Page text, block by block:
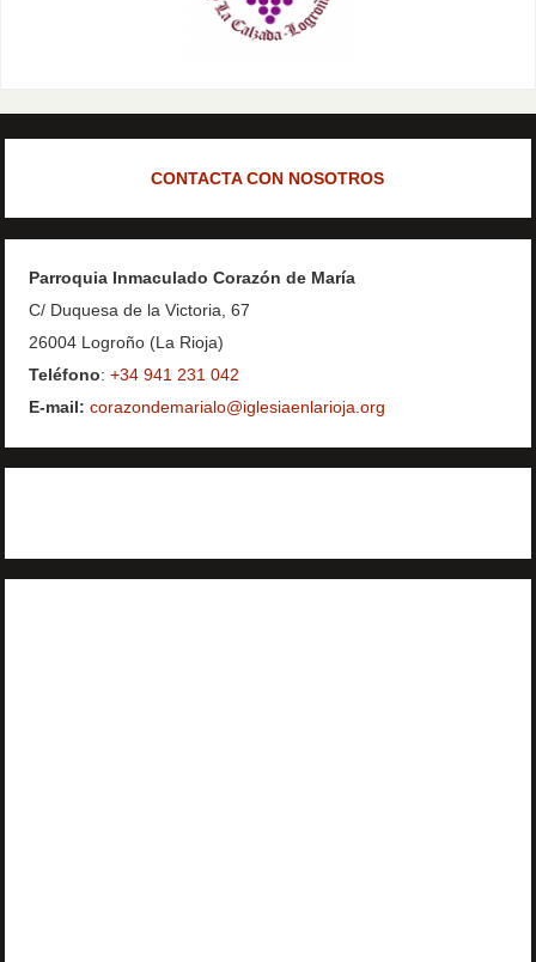
CONTACTA CON NOSOTROS
Parroquia Inmaculado Corazón de María
C/ Duquesa de la Victoria, 67
26004 Logroño (La Rioja)
Teléfono:+34 941 231 042
E-mail: corazondemarialo@iglesiaenlarioja.org